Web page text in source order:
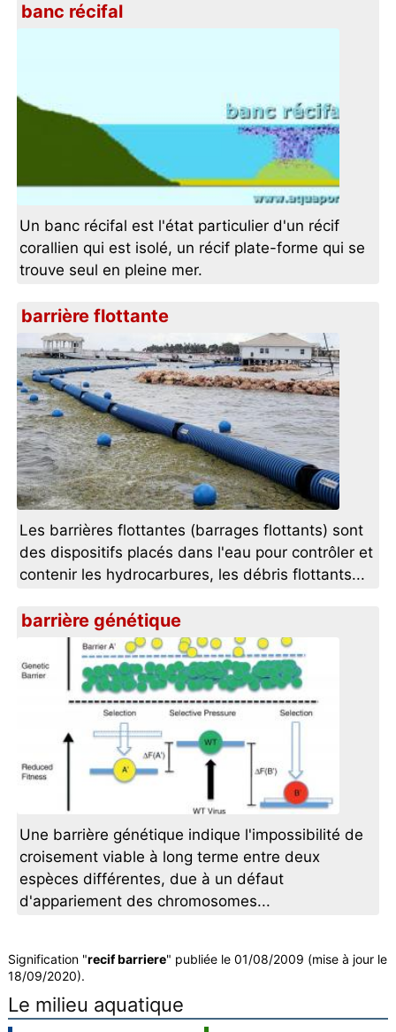
banc récifal
Un banc récifal est l'état particulier d'un récif
corallien qui est isolé, un récif plate-forme qui se
trouve seul en pleine mer.
barrière flottante
Les barrières flottantes (barrages flottants) sont
des dispositifs placés dans l'eau pour contrôler et
contenir les hydrocarbures, les débris flottants...
barrière génétique
Une barrière génétique indique l'impossibilité de
croisement viable à long terme entre deux
espèces différentes, due à un défaut
d'appariement des chromosomes...
Signification "recif barriere" publiée le 01/08/2009 (mise à jour le
18/09/2020).
Le milieu aquatique